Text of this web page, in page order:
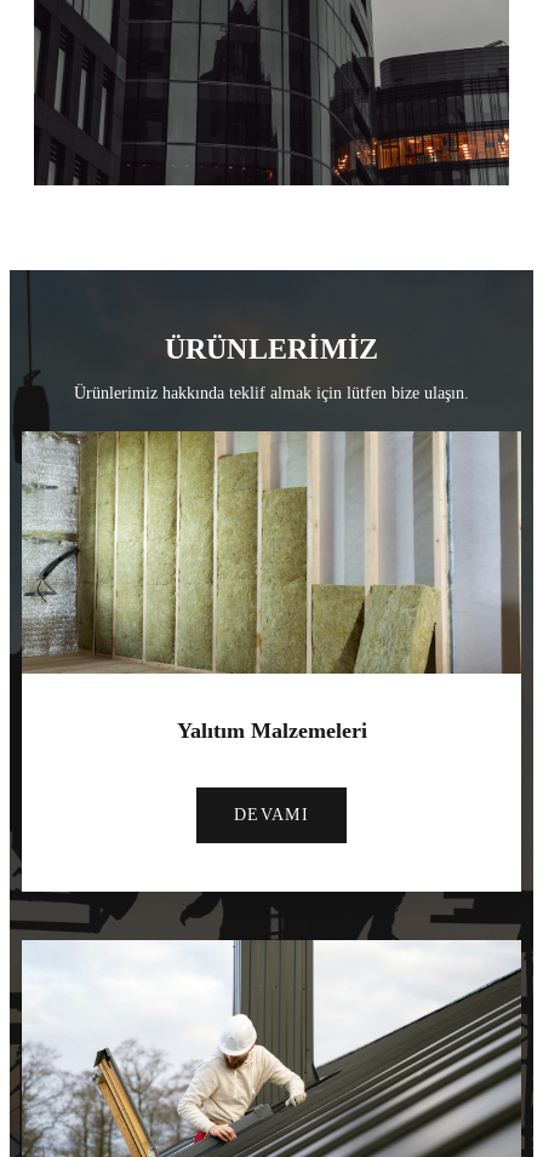
ÜRÜNLERİMİZ
Ürünlerimiz hakkında teklif almak için lütfen bize ulaşın.
Yalıtım Malzemeleri
DEVAMI